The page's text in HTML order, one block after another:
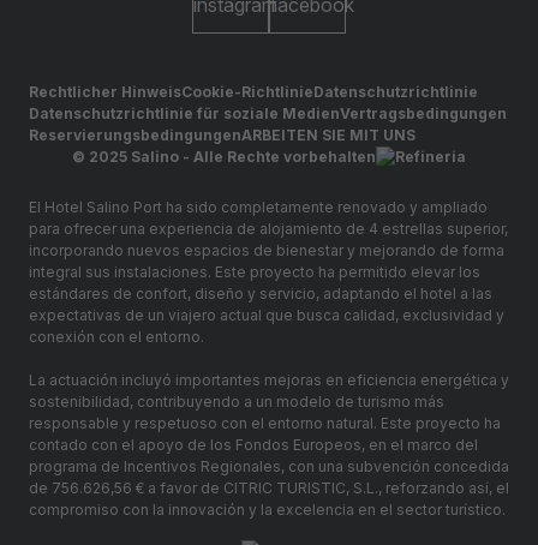
Rechtlicher HinweisCookie-RichtlinieDatenschutzrichtlinie
Datenschutzrichtlinie für soziale MedienVertragsbedingungen
ReservierungsbedingungenARBEITEN SIE MIT UNS
© 2025 Salino - Alle Rechte vorbehalten
El Hotel Salino Port ha sido completamente renovado y ampliado
para ofrecer una experiencia de alojamiento de 4 estrellas superior,
incorporando nuevos espacios de bienestar y mejorando de forma
integral sus instalaciones. Este proyecto ha permitido elevar los
estándares de confort, diseño y servicio, adaptando el hotel a las
expectativas de un viajero actual que busca calidad, exclusividad y
conexión con el entorno.
La actuación incluyó importantes mejoras en eficiencia energética y
sostenibilidad, contribuyendo a un modelo de turismo más
responsable y respetuoso con el entorno natural. Este proyecto ha
contado con el apoyo de los Fondos Europeos, en el marco del
programa de Incentivos Regionales, con una subvención concedida
de 756.626,56 € a favor de CITRIC TURISTIC, S.L., reforzando así, el
compromiso con la innovación y la excelencia en el sector turístico.